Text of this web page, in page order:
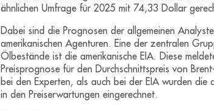
ähnlichen Umfrage für 2025 mit 74,33 Dollar
Dabei sind die Prognosen der allgemeinen
amerikanischen Agenturen. Eine der zentralen
Ölbestände ist die amerikanische EIA. Diese
Preisprognose für den Durchschnittspreis von
bei den Experten, als auch bei der EIA wurden die
in den Preiserwartungen eingerechnet.